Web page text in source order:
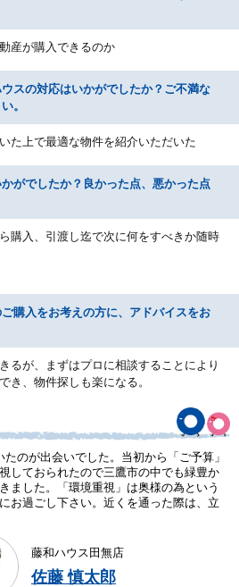
産が購入できるのか
スの対応はいかがでしたか？ご不満な
。
た上で最適な物件を紹介いただいた
がでしたか？良かった点、悪かった点
購入、引渡し迄で次に何をすべきか随時
購入をお考えの方に、アドバイスをお
るが、まずはプロに相談することにより
き、物件探しも楽になる。
のが出会いでした。当初から「ご予算」
しておられたので三鷹市の中でも緑豊か
ました。「環境重視」は奥様の為という
お過ごし下さい。近くを通った際は、立
藤和ハウス田無店
佐藤 慎太郎